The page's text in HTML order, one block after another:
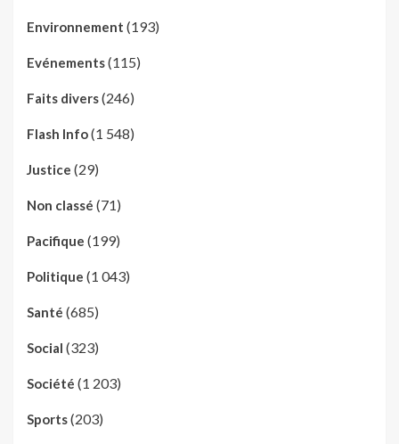
Environnement (193)
Evénements(115)
Faits divers(246)
Flash Info(1 548)
Justice (29)
Non classé (71)
Pacifique (199)
Politique (1 043)
Santé (685)
Social (323)
Société (1 203)
Sports(203)